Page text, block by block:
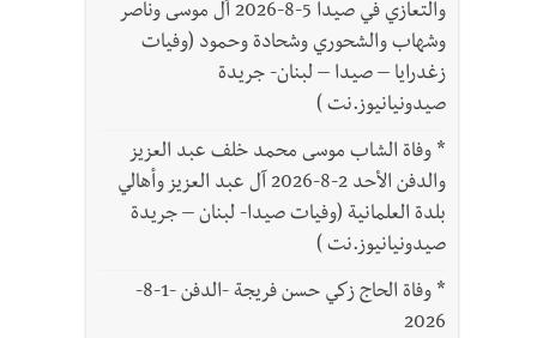
والتعازي في صيدا 5-8-2026 آل موسى وناصر
وشهاب والشحوري وشحادة وحمود (وفيات
زغدرايا – صيدا – لبنان- جريدة
صيدونيانيوز.نت )
* وفاة الشاب موسى محمد خلف عبد العزيز
والدفن الأحد 2-8-2026 آل عبد العزيز وأهالي
بلدة العلمانية (وفيات صيدا- لبنان – جريدة
صيدونيانيوز.نت )
*
وفاة الحاج زكي حسن فريجة -الدفن -1-8-
2026